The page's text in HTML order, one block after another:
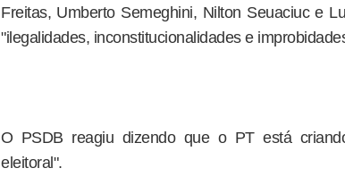
Freitas, Umberto Semeghini, Nilton Seuaciuc e
"ilegalidades, inconstitucionalidades e
O PSDB reagiu dizendo que o PT está
eleitoral".